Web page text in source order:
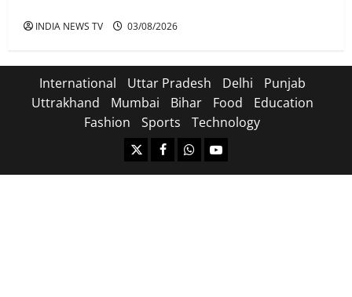
INDIA NEWS TV 03/08/2026
International Uttar Pradesh Delhi
Punjab
Uttrakhand
Mumbai Bihar Food
Education
Fashion
Sports Technology
https://x.com
facebook.com
https:/whatsapp.com/
Youtube.com